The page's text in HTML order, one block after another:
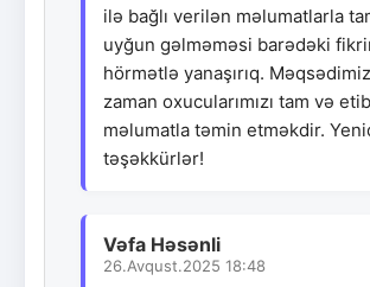
ilə bağlı verilən məlumatlarla
uyğun gəlməməsi barədəki
hörmətlə yanaşırıq.
zaman oxucularımızı tam və
məlumatla təmin etməkdir.
təşəkkürlər!
Vəfa Həsənli
26.Avqust.2025 18:48